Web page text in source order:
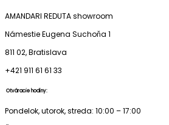
AMANDARI REDUTA showroom
Námestie Eugena Suchoňa 1
811 02, Bratislava
+421 911 61 61 33
Otváracie hodiny:
Pondelok, utorok, streda: 10:00 – 17:00